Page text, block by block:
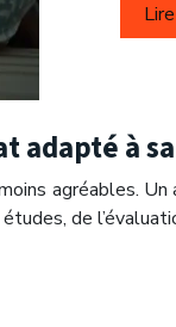
adapté à
agréables.
de